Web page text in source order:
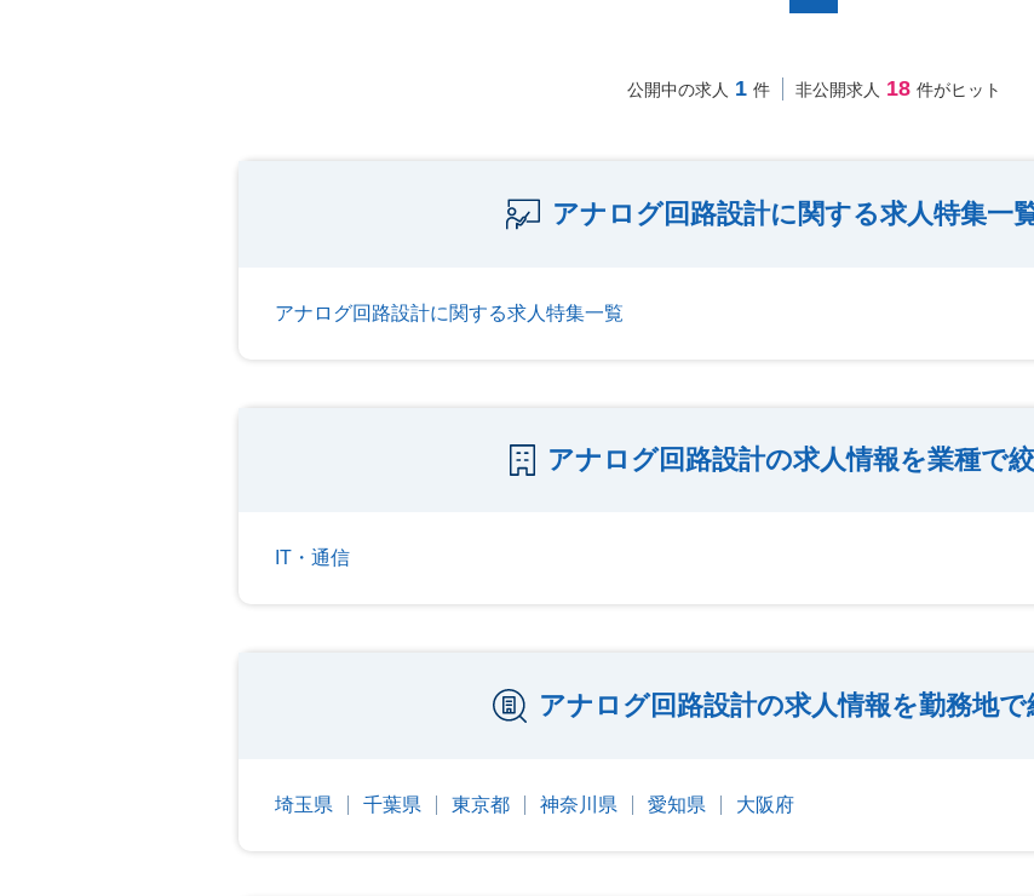
公開中の求人 1 件 非公開求人 18 件がヒット
アナログ回路設計に関する求人特集一
アナログ回路設計に関する求人特集一覧
アナログ回路設計の求人情報を業種で
IT・通信
アナログ回路設計の求人情報を勤務地
埼玉県 千葉県 東京都 神奈川県 愛知県 大阪府